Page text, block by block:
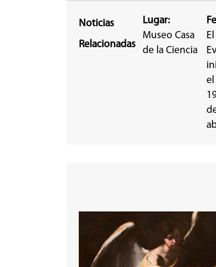
Noticias
Relacionadas
Lugar:
Museo Casa
de la Ciencia
El
el